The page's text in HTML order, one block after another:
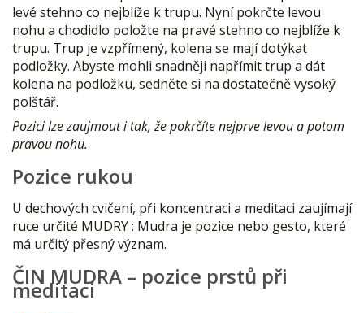
levé stehno co nejblíže k trupu. Nyní pokrčte levou
nohu a chodidlo položte na pravé stehno co nejblíže k
trupu. Trup je vzpřímený, kolena se mají dotýkat
podložky. Abyste mohli snadněji napřímit trup a dát
kolena na podložku, sedněte si na dostatečně vysoký
polštář.
Pozici lze zaujmout i tak, že pokrčíte nejprve levou a potom
pravou nohu.
Pozice rukou
U dechových cvičení, při koncentraci a meditaci zaujímají
ruce určité MUDRY : Mudra je pozice nebo gesto, které
má určitý přesný význam.
ČIN MUDRA – pozice prstů při
meditaci